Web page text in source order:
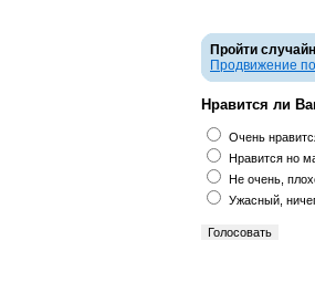
Пройти
Продвижение
Нравится ли
Очень
Нравится но
Не очень,
Ужасный,